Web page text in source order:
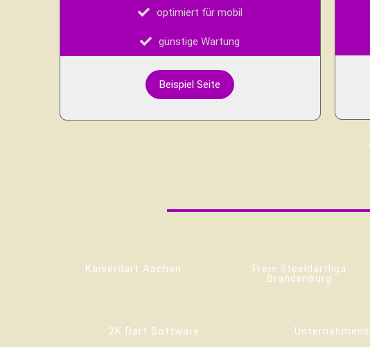
optimiert für mobil
günstige Wartung
Beispiel Seite
Kaiserdart Aachen
Freie Steeldartliga
Brandenburg
2K Dart Software